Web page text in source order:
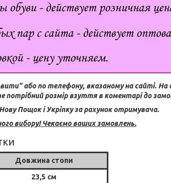
або по телефону, вказаному на сайті. На
потрібний розмір взуття в коментарі до
Пощок і Укріпку за рахунок отримувача.
вибору! Чекаємо ваших замовлень.
Довжина стопи
23,5 см